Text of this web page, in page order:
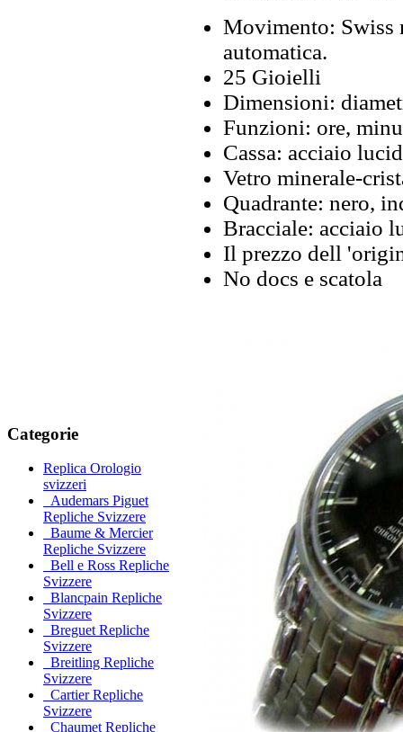
Categorie
Replica Orologio
svizzeri
Audemars Piguet
Repliche Svizzere
Baume & Mercier
Repliche Svizzere
Bell e Ross Repliche
Svizzere
Blancpain Repliche
Svizzere
Breguet Repliche
Svizzere
Breitling Repliche
Svizzere
Cartier Repliche
Svizzere
Chaumet Repliche
Movimento: Swiss
automatica.
25 Gioielli
Dimensioni:
Funzioni: ore,
Cassa: acciaio
Vetro minerale-
Quadrante: nero,
Bracciale: acciaio
Il prezzo dell
No docs e scatola